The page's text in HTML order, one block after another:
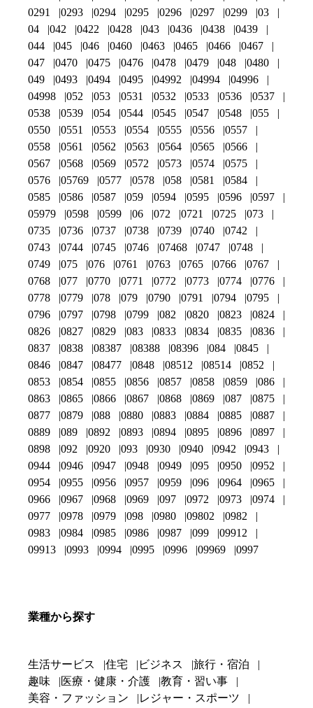
0291
0293 0294 0295 0296 0297 0299
03
04
042 0422 0428 043 0436 0438
0439
044
045 046 0460 0463 0465 0466
0467
047
0470 0475 0476 0478 0479 048
0480
049
0493 0494 0495 04992 04994
04996
04998
052 053 0531 0532 0533 0536
0537
0538
0539 054 0544 0545 0547 0548
055
0550
0551 0553 0554 0555 0556
0557
0558
0561 0562 0563 0564 0565
0566
0567
0568 0569 0572 0573 0574
0575
0576
05769 0577 0578 058 0581
0584
0585
0586 0587 059 0594 0595 0596
0597
05979
0598 0599 06 072 0721 0725
073
0735
0736 0737 0738 0739 0740
0742
0743
0744 0745 0746 07468 0747
0748
0749
075 076 0761 0763 0765 0766
0767
0768
077 0770 0771 0772 0773 0774
0776
0778
0779 078 079 0790 0791 0794
0795
0796
0797 0798 0799 082 0820 0823
0824
0826
0827 0829 083 0833 0834 0835
0836
0837
0838 08387 08388 08396 084
0845
0846
0847 08477 0848 08512 08514
0852
0853
0854 0855 0856 0857 0858 0859
086
0863
0865 0866 0867 0868 0869 087
0875
0877
0879 088 0880 0883 0884 0885
0887
0889
089 0892 0893 0894 0895 0896
0897
0898
092 0920 093 0930 0940 0942
0943
0944
0946 0947 0948 0949 095 0950
0952
0954
0955 0956 0957 0959 096 0964
0965
0966
0967 0968 0969 097 0972 0973
0974
0977
0978 0979 098 0980 09802
0982
0983
0984 0985 0986 0987 099
09912
09913
0993 0994 0995 0996 09969 0997
業種から探す
生活サービス 住宅 ビジネス
旅行・宿泊
趣味
医療・健康・介護
教育・習い事
美容・ファッション
レジャー・スポーツ